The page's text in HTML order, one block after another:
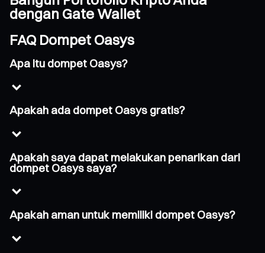
dengan Gate Wallet
FAQ Dompet Oasys
Apa itu dompet Oasys?
Apakah ada dompet Oasys gratis?
Apakah saya dapat melakukan penarikan dari
dompet Oasys saya?
Apakah aman untuk memiliki dompet Oasys?